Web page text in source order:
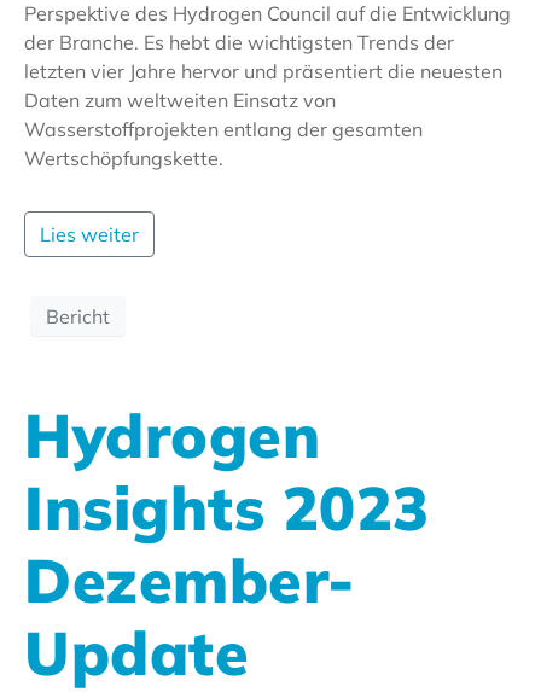
Perspektive des Hydrogen Council auf die Entwicklung
der Branche. Es hebt die wichtigsten Trends der
letzten vier Jahre hervor und präsentiert die neuesten
Daten zum weltweiten Einsatz von
Wasserstoffprojekten entlang der gesamten
Wertschöpfungskette.
Lies weiter
Bericht
Hydrogen
Insights 2023
Dezember-
Update